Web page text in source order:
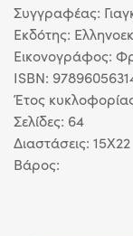
Συγγραφέας:
Eκδότης:
Εικονογράφος:
ISBN:
Έτος
Σελίδες: 64
Διαστάσεις: 15Χ22
Βάρος: